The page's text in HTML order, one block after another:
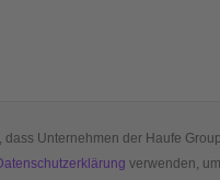
dass Unternehmen der Haufe
verwenden,